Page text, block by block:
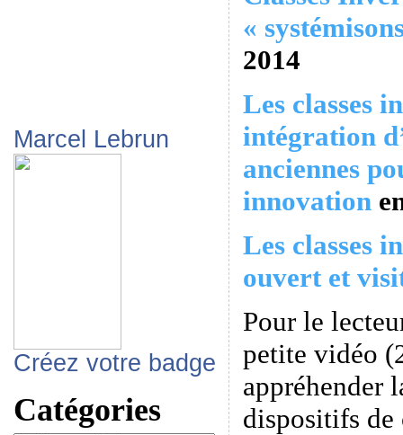
Marcel Lebrun
Créez votre badge
Catégories
«
2014
Les classes
intégration
anciennes
innovation
Les classes
ouvert et
Pour le
petite vidéo
appréhender
dispositifs de